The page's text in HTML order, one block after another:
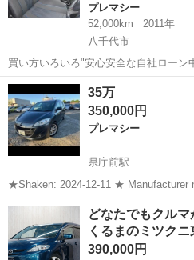
プレマシー
52,000km
2011年
八千代市
買い方いろいろ"安心安全な自社ローン
プレマシー 20S ！！ LINEで簡単 お問い合わせ🎵詳細確認🎵 友達
追加はコチラ https://lin.ee/EzbAg...
千葉 八千代市
35万
350,000円
プレマシー
県庁前駅
★Shaken: 2024-12-11 ★ Manufacturer name: マツダ ★ Model name:
千葉 千葉市 県庁前駅 プレ
どなたでもクル
くるまのミツク
390,000円